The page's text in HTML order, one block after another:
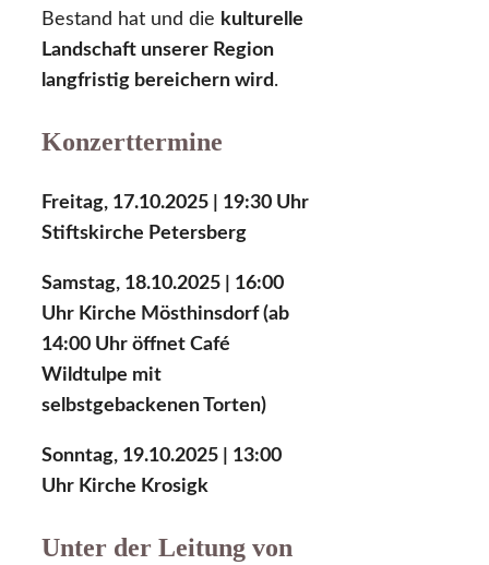
Bestand hat und die kulturelle
Landschaft unserer Region
langfristig bereichern wird.
Konzerttermine
Freitag, 17.10.2025 | 19:30 Uhr
Stiftskirche Petersberg
Samstag, 18.10.2025 | 16:00
Uhr Kirche Mösthinsdorf (ab
14:00 Uhr öffnet Café
Wildtulpe mit
selbstgebackenen Torten)
Sonntag, 19.10.2025 | 13:00
Uhr Kirche Krosigk
Unter der Leitung von